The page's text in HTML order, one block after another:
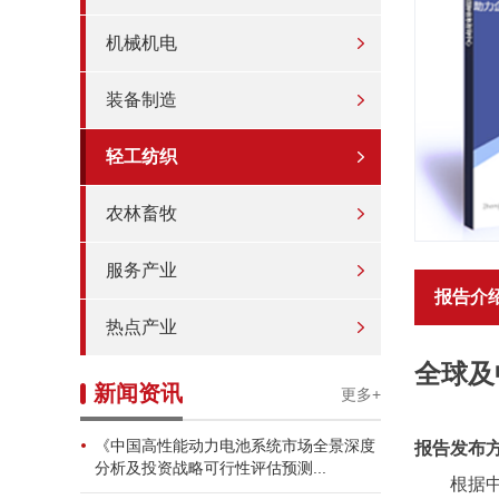
机械机电
装备制造
轻工纺织
农林畜牧
服务产业
热点产业
新闻资讯 更多+
《中国高性能动力电池系统市场全景深度
分析及投资战略可行性评估预测...
报告介
全球
报告发布
根据